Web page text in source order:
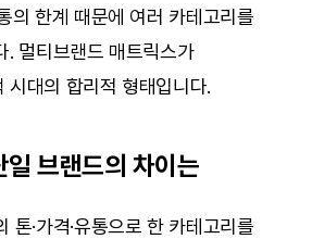
의 한계 때문에 여러 카테고리를
. 멀티브랜드 매트릭스가
시대의 합리적 형태입니다.
브랜드의 차이는
톤·가격·유통으로 한 카테고리를